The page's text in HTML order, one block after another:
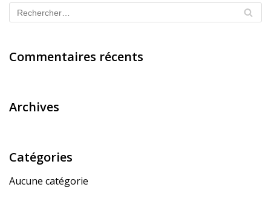
Commentaires récents
Archives
Catégories
Aucune catégorie